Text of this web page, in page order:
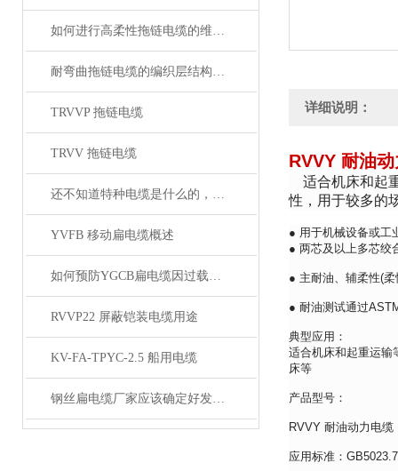
如何进行高柔性拖链电缆的维护保养？
耐弯曲拖链电缆的编织层结构有哪几种
TRVVP 拖链电缆
TRVV 拖链电缆
还不知道特种电缆是什么的，请看这里！
YVFB 移动扁电缆概述
如何预防YGCB扁电缆因过载而起火
RVVP22 屏蔽铠装电缆用途
KV-FA-TPYC-2.5 船用电缆
钢丝扁电缆厂家应该确定好发展方向
详细说明：
RVVY 耐油
适合机床和起
性，用于较多的
● 用于机械设备或工
● 两芯及以上多芯绞
● 主耐油、辅柔性(
● 耐油测试通过
典型应用：
适合机床和起重运输
床等
产品型号：
RVVY 耐油动力电缆
应用标准：